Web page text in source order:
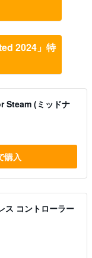
2024」特
Steam (ミッドナ
購入
ス コントローラー